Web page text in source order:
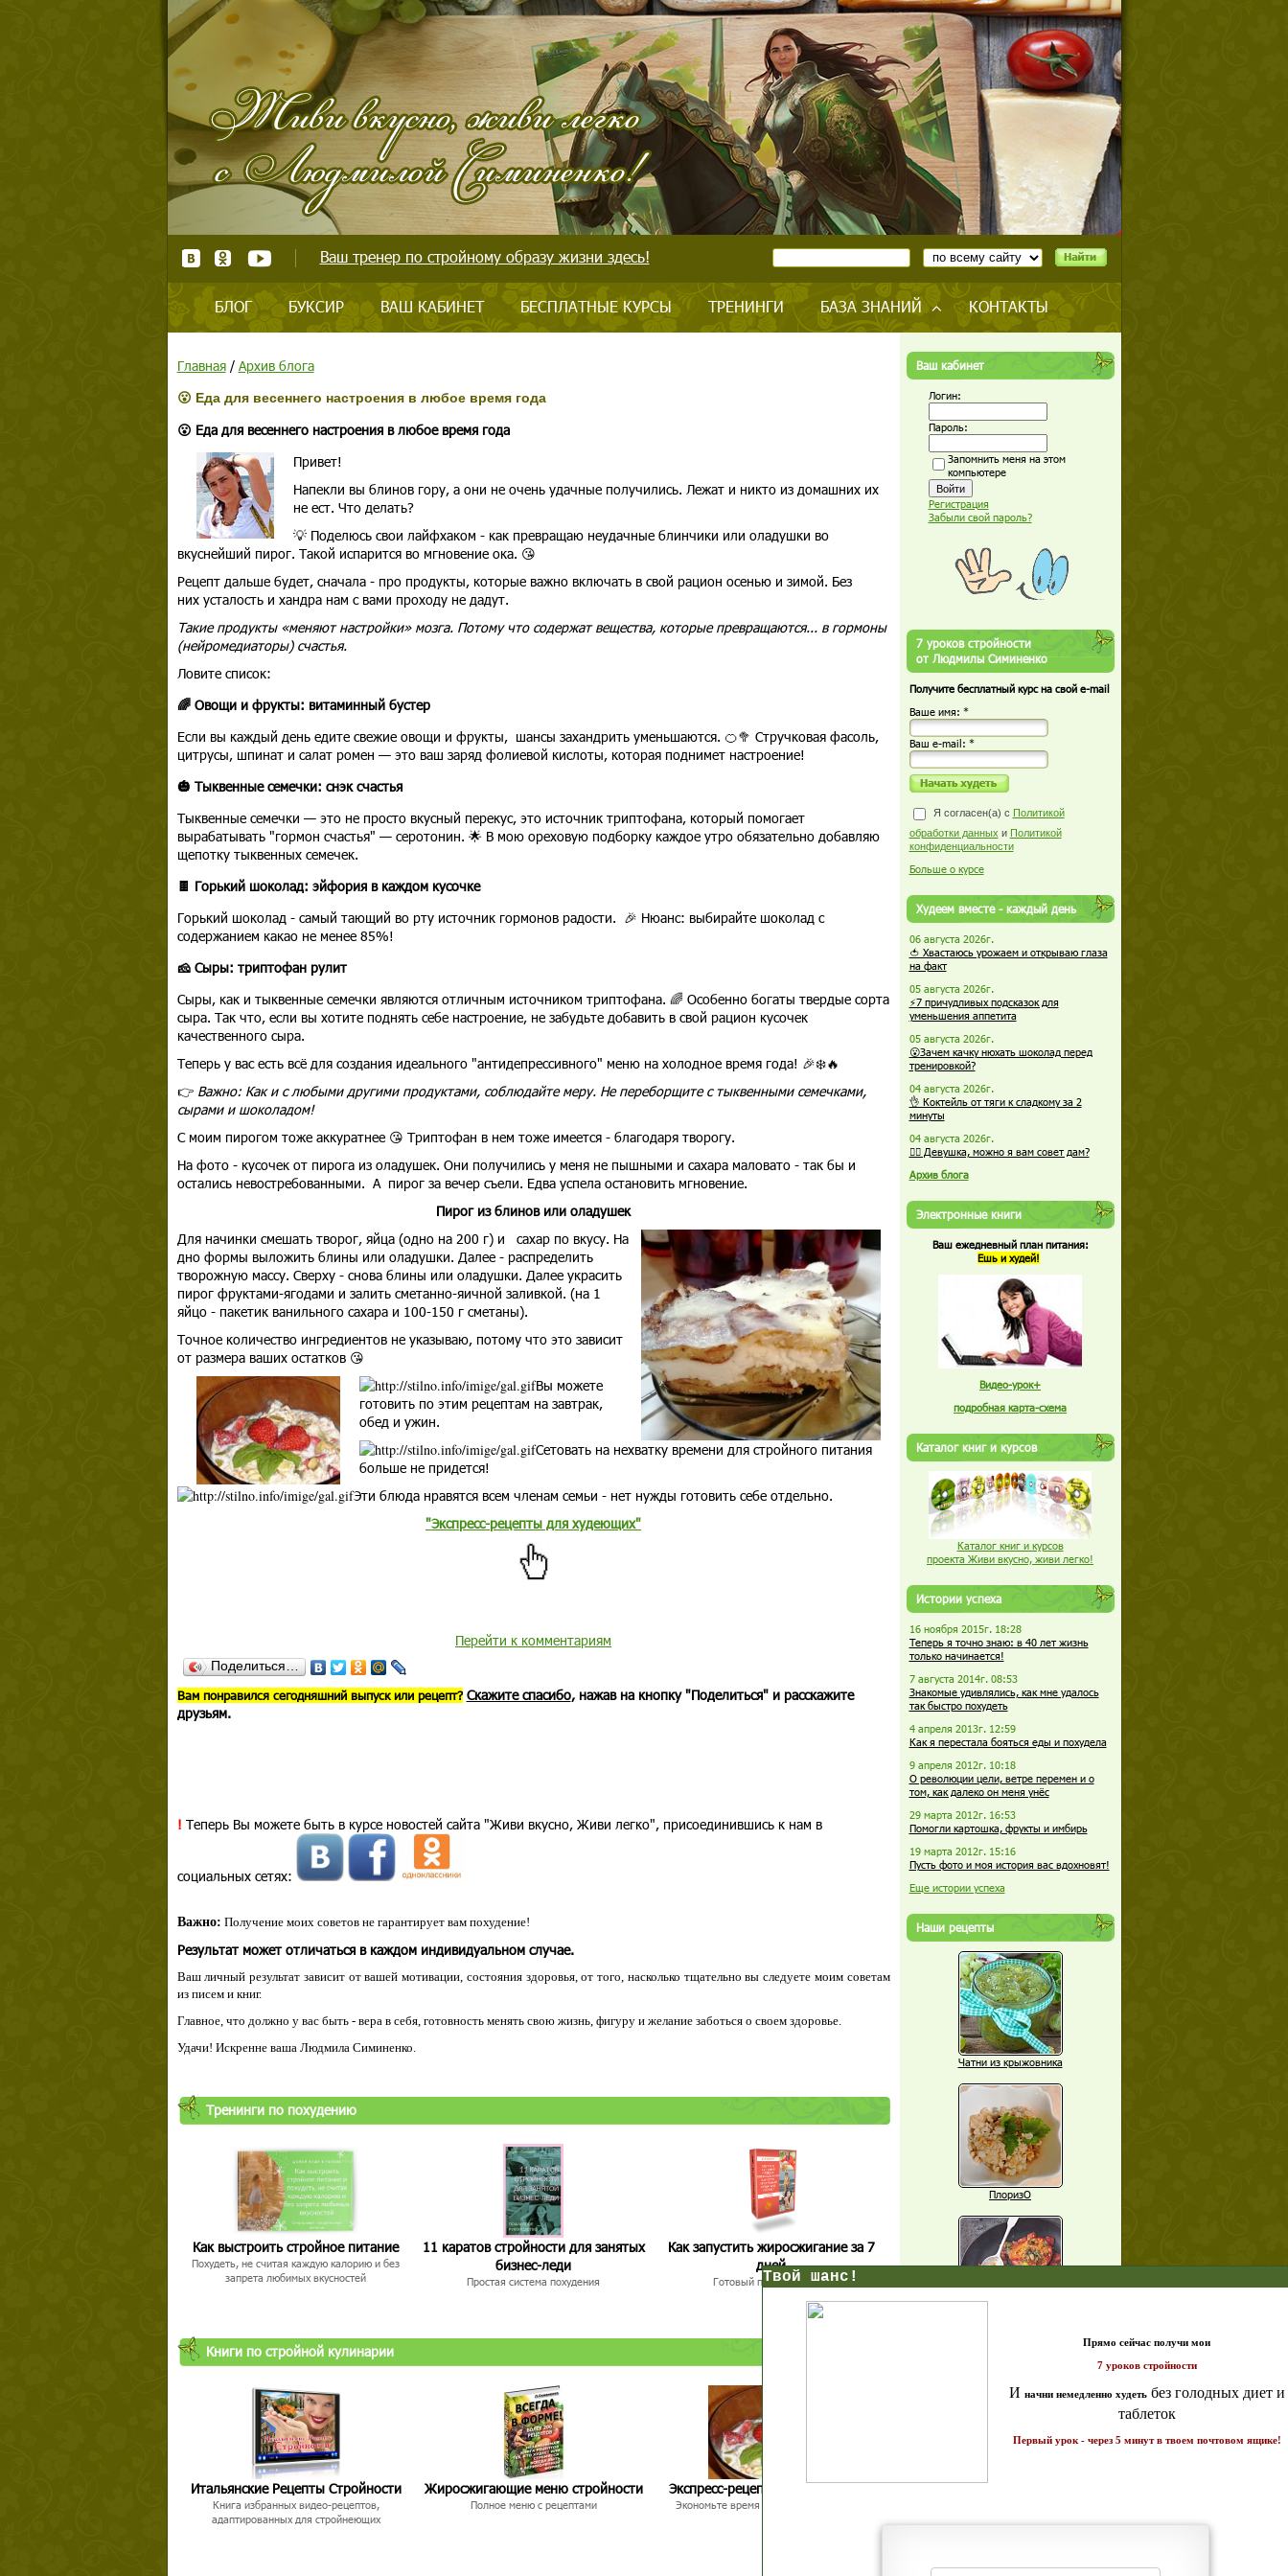
Ваш тренер по стройному образу жизни здесь!
БЛОГ БУКСИР ВАШ КАБИНЕТ БЕСПЛАТНЫЕ КУРСЫ ТРЕНИНГИ БАЗА ЗНАНИЙ КОНТАКТЫ
Главная/ Архив блога
😮 Еда для весеннего настроения в любое время года
😮 Еда для весеннего настроения в любое время года
Привет!
Напекли вы блинов гору, а они не очень удачные получились. Лежат и никто из домашних их
не ест. Что делать?
💡 Поделюсь свои лайфхаком - как превращаю неудачные блинчики или оладушки во
вкуснейший пирог. Такой испарится во мгновение ока. 😘
Рецепт дальше будет, сначала - про продукты, которые важно включать в свой рацион осенью и зимой. Без
них усталость и хандра нам с вами проходу не дадут.
Такие продукты «меняют настройки» мозга. Потому что содержат вещества, которые превращаются... в гормоны
(нейромедиаторы) счастья.
Ловите список:
🌈 Овощи и фрукты: витаминный бустер
Если вы каждый день едите свежие овощи и фрукты, шансы захандрить уменьшаются. 🍊🥦 Стручковая фасоль,
цитрусы, шпинат и салат ромен — это ваш заряд фолиевой кислоты, которая поднимет настроение!
🎃 Тыквенные семечки: снэк счастья
Тыквенные семечки — это не просто вкусный перекус, это источник триптофана, который помогает
вырабатывать "гормон счастья" — серотонин. 🌟 В мою ореховую подборку каждое утро обязательно добавляю
щепотку тыквенных семечек.
🍫 Горький шоколад: эйфория в каждом кусочке
Горький шоколад - самый тающий во рту источник гормонов радости. 🎉 Нюанс: выбирайте шоколад с
содержанием какао не менее 85%!
🧀 Сыры: триптофан рулит
Сыры, как и тыквенные семечки являются отличным источником триптофана. 🌈 Особенно богаты твердые сорта
сыра. Так что, если вы хотите поднять себе настроение, не забудьте добавить в свой рацион кусочек
качественного сыра.
Теперь у вас есть всё для создания идеального "антидепрессивного" меню на холодное время года! 🎉❄️🔥
👉 Важно: Как и с любыми другими продуктами, соблюдайте меру. Не переборщите с тыквенными семечками,
сырами и шоколадом!
С моим пирогом тоже аккуратнее 😘 Триптофан в нем тоже имеется - благодаря творогу.
На фото - кусочек от пирога из оладушек. Они получились у меня не пышными и сахара маловато - так бы и
остались невостребованными. А пирог за вечер съели. Едва успела остановить мгновение.
Пирог из блинов или оладушек
Для начинки смешать творог, яйца (одно на 200 г) и сахар по вкусу. На
дно формы выложить блины или оладушки. Далее - распределить
творожную массу. Сверху - снова блины или оладушки. Далее украсить
пирог фруктами-ягодами и залить сметанно-яичной заливкой. (на 1
яйцо - пакетик ванильного сахара и 100-150 г сметаны).
Точное количество ингредиентов не указываю, потому что это зависит
от размера ваших остатков 😘
Вы можете
готовить по этим рецептам на завтрак,
обед и ужин.
Сетовать на нехватку времени для стройного питания
больше не придется!
Эти блюда нравятся всем членам семьи - нет нужды готовить себе отдельно.
"Экспресс-рецепты для худеющих"
Перейти к комментариям
Поделиться…
Вам понравился сегодняшний выпуск или рецепт? Скажите спасибо, нажав на кнопку "Поделиться" и расскажите
друзьям.
! Теперь Вы можете быть в курсе новостей сайта "Живи вкусно, Живи легко", присоединившись к нам в
социальных сетях:
Важно: Получение моих советов не гарантирует вам похудение!
Результат может отличаться в каждом индивидуальном случае.
Ваш личный результат зависит от вашей мотивации, состояния здоровья, от того, насколько тщательно вы следуете моим советам
из писем и книг.
Главное, что должно у вас быть - вера в себя, готовность менять свою жизнь, фигуру и желание заботься о своем здоровье.
Удачи! Искренне ваша Людмила Симиненко.
Тренинги по похудению
Как выстроить стройное питание
Похудеть, не считая каждую калорию и без
запрета любимых вкусностей
11 каратов стройности для занятых
бизнес-леди
Простая система похудения
Как запустить жиросжигание за 7
дней
Готовый план-сценарий
Книги по стройной кулинарии
Итальянские Рецепты Стройности
Книга избранных видео-рецептов,
адаптированных для стройнеющих
Жиросжигающие меню стройности
Полное меню с рецептами
Экспресс-рецепты для худеющих
Экономьте время и Стройнейте Вкусно!
Ваш кабинет
Логин:
Пароль:
Запомнить меня на этом
компьютере
Регистрация
Забыли свой пароль?
7 уроков стройности
от Людмилы Симиненко
Получите бесплатный курс на свой e-mail
Ваше имя: *
Ваш е-mail: *
Я согласен(а) с Политикой
обработки данных и Политикой
конфиденциальности
Больше о курсе
Худеем вместе - каждый день
06 августа 2026г.
🍅 Хвастаюсь урожаем и открываю глаза
на факт
05 августа 2026г.
⚡7 причудливых подсказок для
уменьшения аппетита
05 августа 2026г.
😮Зачем качку нюхать шоколад перед
тренировкой?
04 августа 2026г.
👌 Коктейль от тяги к сладкому за 2
минуты
04 августа 2026г.
🏋️‍♀️ Девушка, можно я вам совет дам?
Архив блога
Электронные книги
Ваш ежедневный план питания:
Ешь и худей!
Видео-урок+
подробная карта-схема
Каталог книг и курсов
Каталог книг и курсов
проекта Живи вкусно, живи легко!
Истории успеха
16 ноября 2015г. 18:28
Теперь я точно знаю: в 40 лет жизнь
только начинается!
7 августа 2014г. 08:53
Знакомые удивлялись, как мне удалось
так быстро похудеть
4 апреля 2013г. 12:59
Как я перестала бояться еды и похудела
9 апреля 2012г. 10:18
О революции цели, ветре перемен и о
том, как далеко он меня унёс
29 марта 2012г. 16:53
Помогли картошка, фрукты и имбирь
19 марта 2012г. 15:16
Пусть фото и моя история вас вдохновят!
Еще истории успеха
Наши рецепты
Чатни из крыжовника
ПлоризО
Еще рецепты
середине дня?
Твой шанс!
7 уроков стройности
начни немедленно худетьбез голодных диет и
таблеток
Первый урок - через 5 минут в твоем почтовом ящике!